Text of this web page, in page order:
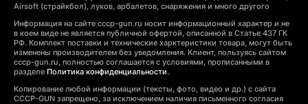
Airsoft (страйкбол), луков, арбалетов, снаряжения и много другого
Информация на сайте cccp-gun.ru носит информационный характер и не
в коем виде не является публичной офертой, описанной в Статье 437 ГК
РФ. Комплект поставки и технические харктеристики товара, могут быть
изменены производителем без уведомления. Клиент, пользуясь сайтом
cccp-gun.ru, полностью соглашается с условиями, прописанными в
разделе Политика конфиденциальности.
Копирование любой информации (тексты, фото, видео и др.) с сайта
CCCP-GUN запрещено, за исключением наличия письменного согласия